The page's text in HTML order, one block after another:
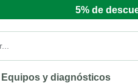
5% de
Equipos y diagnósticos